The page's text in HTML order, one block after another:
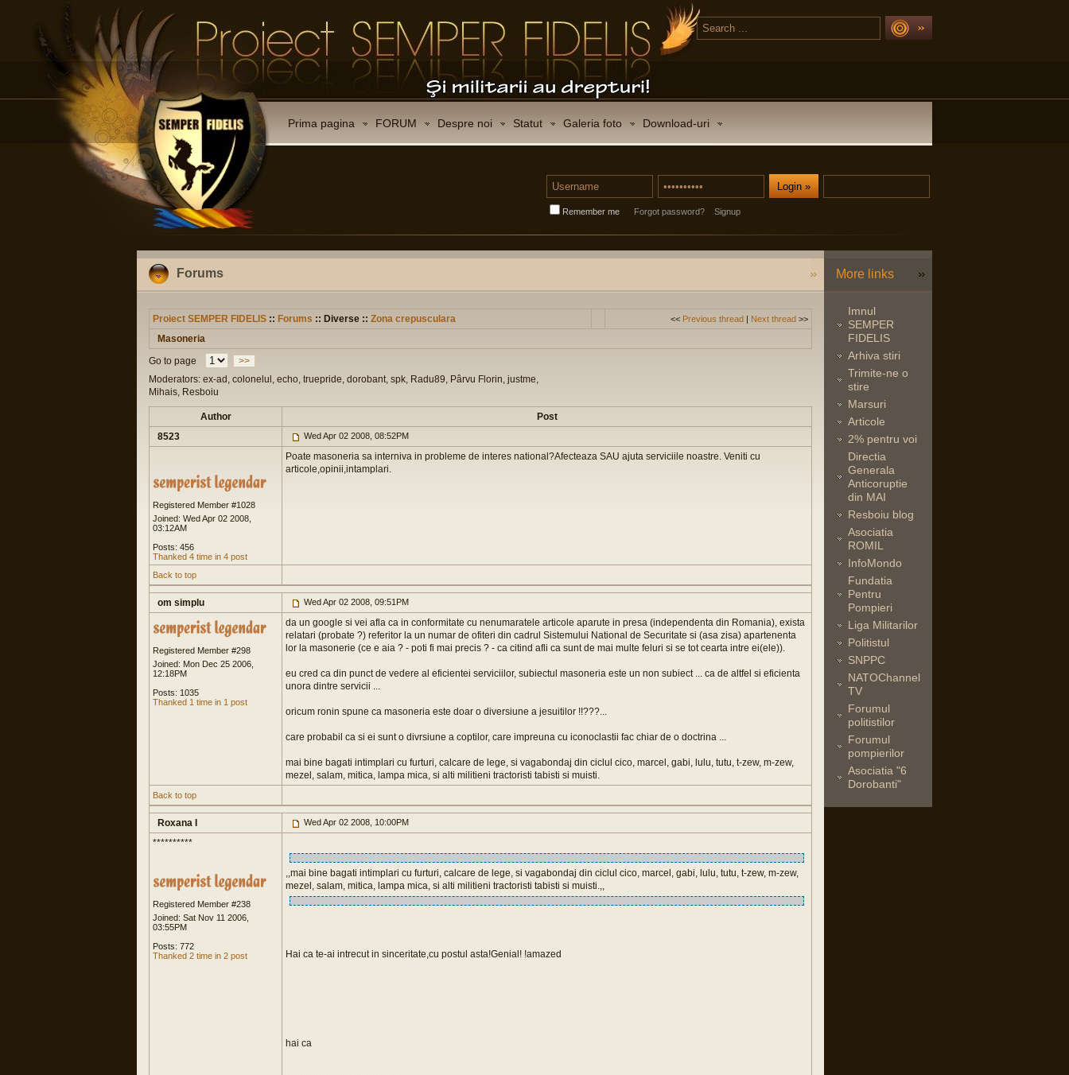
Prima pagina FORUM Despre noi Statut Galeria foto Download-uri
Remember me Forgot password? Signup
Forums
Proiect SEMPER FIDELIS :: Forums :: Diverse :: Zona crepusculara << Previous thread | Next thread >>
Masoneria
Go to page
>>
Moderators: ex-ad, colonelul, echo, truepride, dorobant, spk, Radu89, Pârvu Florin, justme,
Mihais, Resboiu
Author
Post
8523
Wed Apr 02 2008, 08:52PM
Registered Member #1028
Joined: Wed Apr 02 2008,
03:12AM
Posts: 456
Thanked 4 time in 4 post
Poate masoneria sa interniva in probleme de interes national?Afecteaza SAU ajuta serviciile noastre. Veniti cu
articole,opinii,intamplari.
Back to top
om simplu Wed Apr 02 2008, 09:51PM
Registered Member #298
Joined: Mon Dec 25 2006,
12:18PM
Posts: 1035
Thanked 1 time in 1 post
da un google si vei afla ca in conformitate cu nenumaratele articole aparute in presa (independenta din Romania), exista
relatari (probate ?) referitor la un numar de ofiteri din cadrul Sistemului National de Securitate si (asa zisa) apartenenta
lor la masonerie (ce e aia ? - poti fi mai precis ? - ca citind afli ca sunt de mai multe feluri si se tot cearta intre ei(ele)).
eu cred ca din punct de vedere al eficientei serviciilor, subiectul masoneria este un non subiect ... ca de altfel si eficienta
unora dintre servicii ...
oricum ronin spune ca masoneria este doar o diversiune a jesuitilor !!???...
care probabil ca si ei sunt o divrsiune a coptilor, care impreuna cu iconoclastii fac chiar de o doctrina ...
mai bine bagati intimplari cu furturi, calcare de lege, si vagabondaj din ciclul cico, marcel, gabi, lulu, tutu, t-zew, m-zew,
mezel, salam, mitica, lampa mica, si alti militieni tractoristi tabisti si muisti.
Back to top
Roxana I Wed Apr 02 2008, 10:00PM
**********
Registered Member #238
Joined: Sat Nov 11 2006,
03:55PM
Posts: 772
Thanked 2 time in 2 post
,,mai bine bagati intimplari cu furturi, calcare de lege, si vagabondaj din ciclul cico, marcel, gabi, lulu, tutu, t-zew, m-zew,
mezel, salam, mitica, lampa mica, si alti militieni tractoristi tabisti si muisti.,,
Hai ca te-ai intrecut in sinceritate,cu postul asta!Genial! !amazed
hai ca
More links
Imnul
SEMPER
FIDELIS
Arhiva stiri
Trimite-ne o
stire
Marsuri
Articole
2% pentru voi
Directia
Generala
Anticoruptie
din MAI
Resboiu blog
Asociatia
ROMIL
InfoMondo
Fundatia
Pentru
Pompieri
Liga Militarilor
Politistul
SNPPC
NATOChannel
TV
Forumul
politistilor
Forumul
pompierilor
Asociatia "6
Dorobanti"